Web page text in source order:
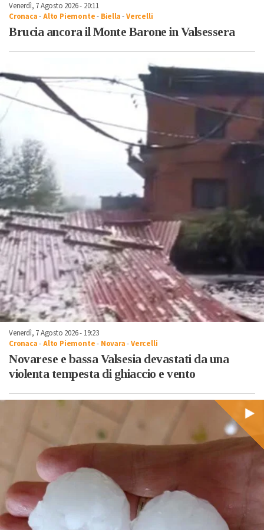
Venerdì, 7 Agosto 2026 - 20:11
Cronaca-Alto Piemonte- Biella-Vercelli
Brucia ancora il Monte Barone in Valsessera
Venerdì, 7 Agosto 2026 - 19:23
Cronaca-Alto Piemonte- Novara-Vercelli
Novarese e bassa Valsesia devastati da una
violenta tempesta di ghiaccio e vento